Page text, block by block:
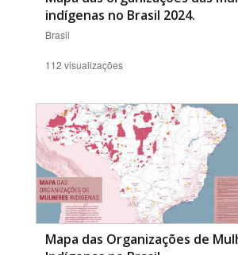
indígenas no Brasil 2024.
Brasil
112 visualizações
Mapa das Organizações de